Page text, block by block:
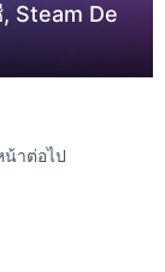
Steam De
น้าต่อไป